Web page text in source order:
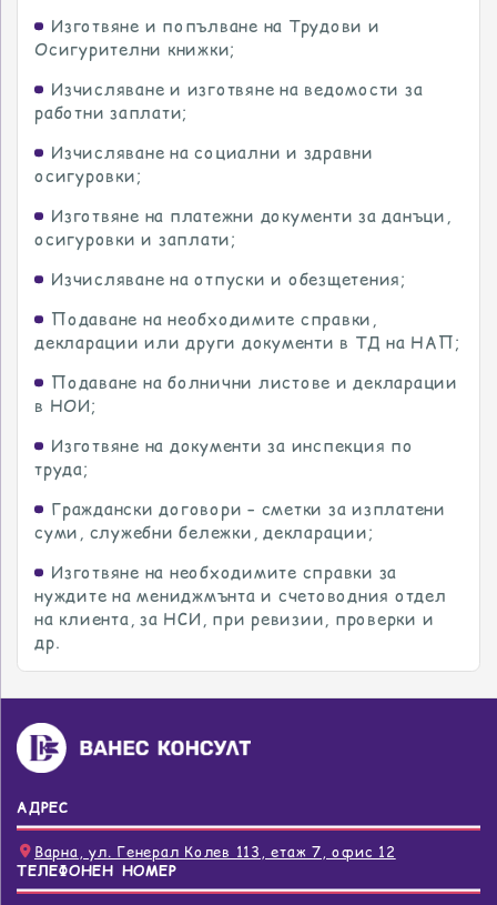
Изготвяне и попълване на Трудови и
Осигурителни книжки;
Изчисляване и изготвяне на ведомости за
работни заплати;
Изчисляване на социални и здравни
осигуровки;
Изготвяне на платежни документи за данъци,
осигуровки и заплати;
Изчисляване на отпуски и обезщетения;
Подаване на необходимите справки,
декларации или други документи в ТД на НАП;
Подаване на болнични листове и декларации
в НОИ;
Изготвяне на документи за инспекция по
труда;
Граждански договори – сметки за изплатени
суми, служебни бележки, декларации;
Изготвяне на необходимите справки за
нуждите на мениджмънта и счетоводния отдел
на клиента, за НСИ, при ревизии, проверки и
др.
АДРЕС
Варна, ул. Генерал Колев 113, етаж 7, офис 12
ТЕЛЕФОНЕН НОМЕР